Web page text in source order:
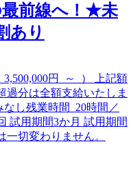
前線へ！★未
あり
円 ～ ） 上記額
分は全額支給いたしま
なし残業時間 20時間／
試用期間3か月 試用期間
切変わりません。